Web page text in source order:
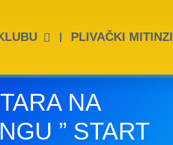
PLIVAČKI MITINZI
NA
” START